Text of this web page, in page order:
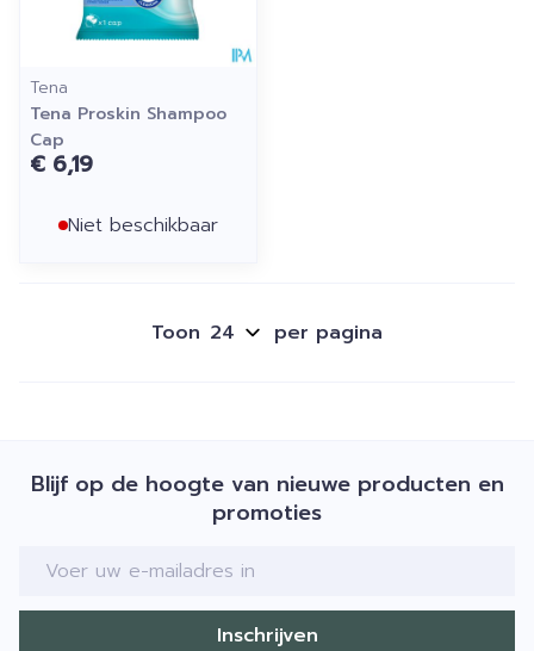
Tena
Tena Proskin Shampoo
Cap
€ 6,19
Niet beschikbaar
Toon per pagina
Blijf op de hoogte van nieuwe producten en
promoties
E-mail adres
Inschrijven